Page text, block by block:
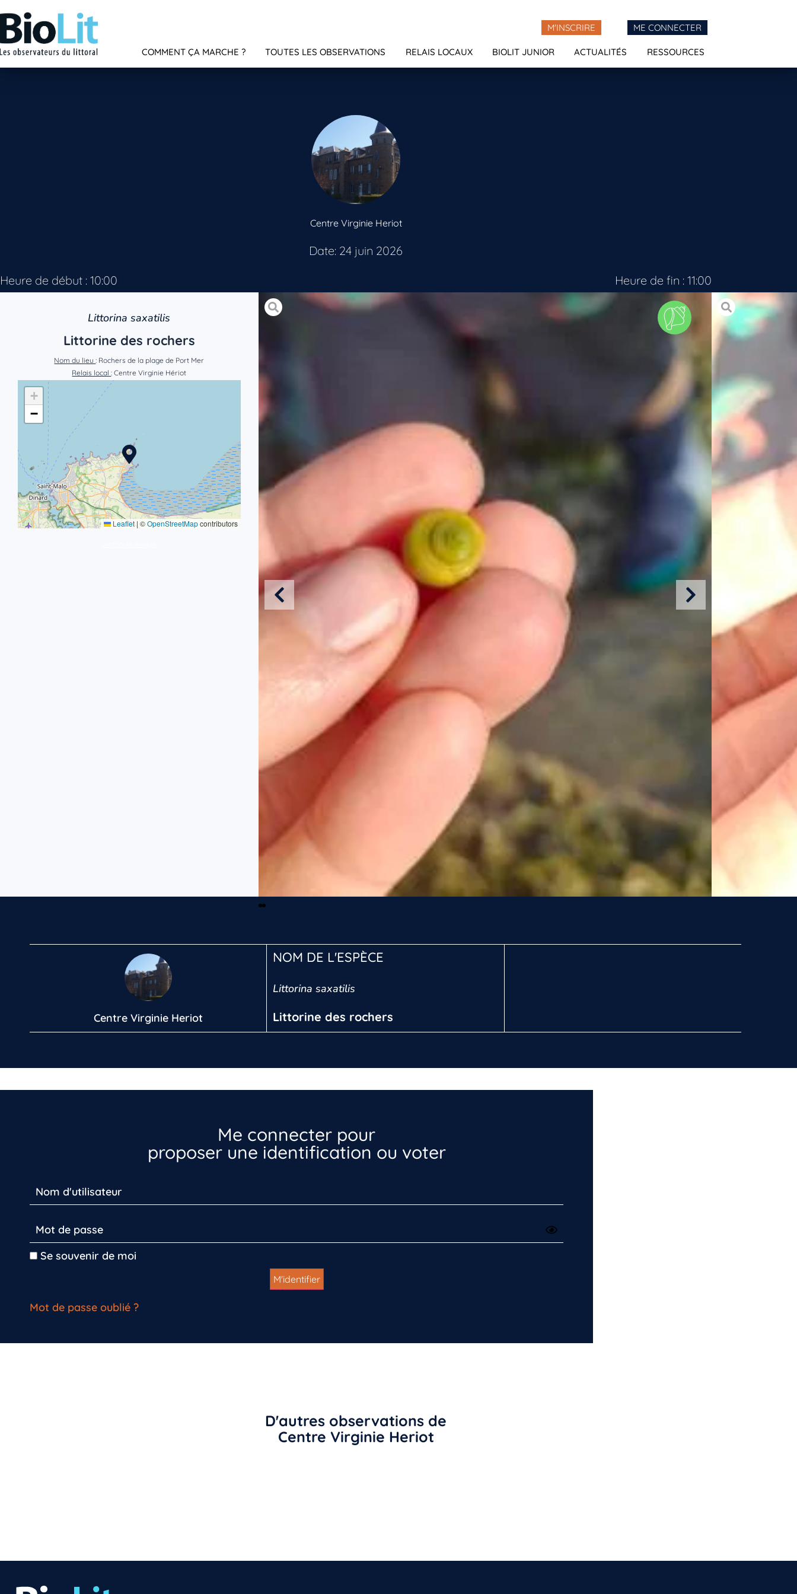
M'INSCRIRE ME CONNECTER
COMMENT ÇA MARCHE ? TOUTES LES OBSERVATIONS RELAIS LOCAUX BIOLIT JUNIOR ACTUALITÉS RESSOURCES
Centre Virginie Heriot
Date: 24 juin 2026
Heure de début : 10:00
Heure de fin : 11:00
Littorina saxatilis
Littorine des rochers
Nom du lieu: Rochers de la plage de Port Mer
Relais local: Centre Virginie Hériot
+
−
Leaflet| ©OpenStreetMapcontributors
Centre Virginie Heriot
NOM DE L'ESPÈCE
Littorina saxatilis
Littorine des rochers
Me connecter pour
proposer une identification ou voter
Se souvenir de moi
Mot de passe oublié ?
D'autres observations de
Centre Virginie Heriot